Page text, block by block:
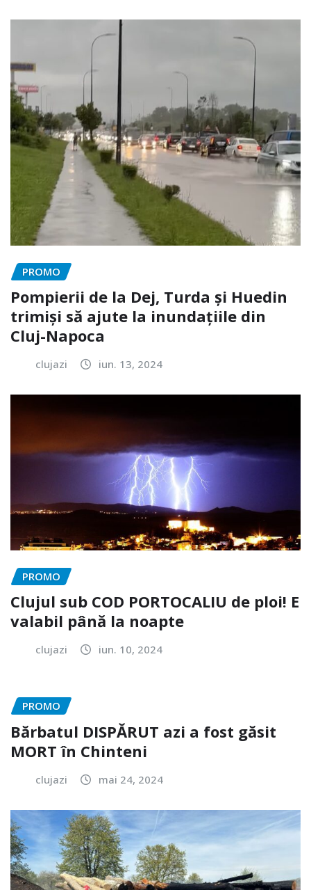
PROMO
Pompierii de la Dej, Turda și Huedin
trimiși să ajute la inundațiile din
Cluj-Napoca
clujazi iun. 13, 2024
PROMO
Clujul sub COD PORTOCALIU de ploi! E
valabil până la noapte
clujazi iun. 10, 2024
PROMO
Bărbatul DISPĂRUT azi a fost găsit
MORT în Chinteni
clujazi mai 24, 2024